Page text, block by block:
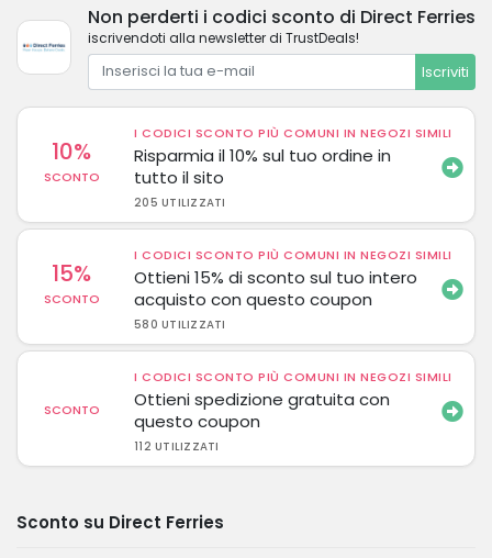
Non perderti i codici sconto di Direct Ferries
iscrivendoti alla newsletter di TrustDeals!
Iscriviti
10%
SCONTO
I CODICI SCONTO PIÙ COMUNI IN NEGOZI SIMILI
Risparmia il 10% sul tuo ordine in
tutto il sito
205 UTILIZZATI
15%
SCONTO
I CODICI SCONTO PIÙ COMUNI IN NEGOZI SIMILI
Ottieni 15% di sconto sul tuo intero
acquisto con questo coupon
580 UTILIZZATI
SCONTO
I CODICI SCONTO PIÙ COMUNI IN NEGOZI SIMILI
Ottieni spedizione gratuita con
questo coupon
112 UTILIZZATI
Sconto su Direct Ferries